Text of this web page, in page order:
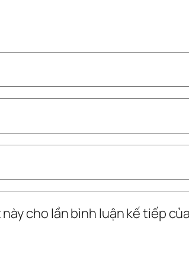
cho lần bình luận kế tiếp